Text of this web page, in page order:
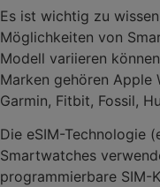
Es ist wichtig zu
Möglichkeiten von
Modell variieren
Marken gehören Apple
Garmin, Fitbit, Fossil,
Die eSIM-Technologie
Smartwatches
programmierbare SIM-